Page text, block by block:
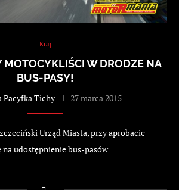
Kraj
MOTOCYKLIŚCI W DRODZE NA
BUS-PASY!
Pacyfka Tichy 27 marca 2015
Urząd Miasta, przy aprobacie
na udostępnienie bus-pasów